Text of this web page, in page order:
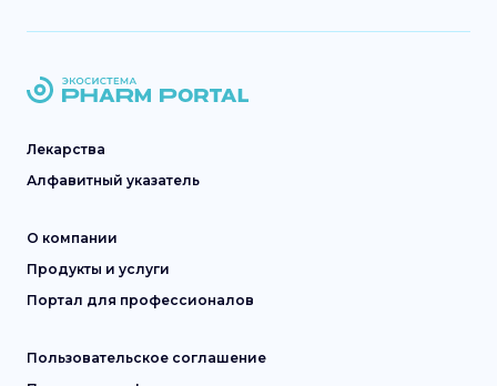
Лекарства
Алфавитный указатель
О компании
Продукты и услуги
Портал для профессионалов
Пользовательское соглашение